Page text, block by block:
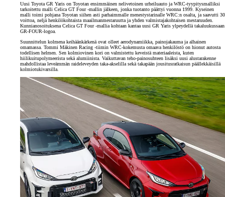
Uusi Toyota GR Yaris on Toyotan ensimmäinen nelivetoinen urheiluauto ja WRC-tyypitysmalliksi
tarkoitettu malli Celica GT Four -mallin jälkeen, jonka tuotanto päättyi vuonna 1999. Kyseinen
malli toimi pohjana Toyotan siihen asti parhaimmalle menestystarinalle WRC:n osalta, ja saavutti 30
voittoa, neljä henkilökohtaista maailmanmestaruutta ja yhden valmistajakohtaisen mestaruuden.
Kunnianosoituksena Celica GT Four -mallia kohtaan kantaa uusi GR Yaris ylpeydellä takaluukussaan
GR-FOUR-logoa.
Suunnittelun kolmena keihäänkärkenä ovat olleet aerodynamiikka, painojakauma ja alhainen
omamassa. Tommi Mäkinen Racing -tiimin WRC-kokemusta omaava henkilöstö on hionut autosta
todellisen helmen. Sen kolmiovinen kori on valmistettu keveistä materiaaleista, kuten
hiilikuitupolymeerista sekä alumiinista. Vaikuttavan teho-painosuhteen lisäksi uusi alustarakenne
mahdollistaa leveämmän raideleveyden taka-akselilla sekä takapään jousitusratkaisun päällekkäisillä
kolmiotukivarsilla.